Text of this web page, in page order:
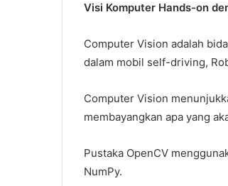
Visi Komputer Hands-on
Computer Vision adalah
dalam mobil self-driving,
Computer Vision
membayangkan apa yang
Pustaka OpenCV
NumPy.